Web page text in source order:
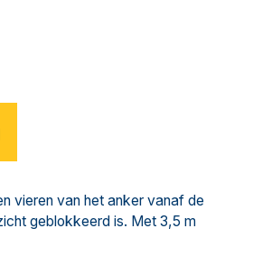
vieren van het anker vanaf de
geblokkeerd is. Met 3,5 m